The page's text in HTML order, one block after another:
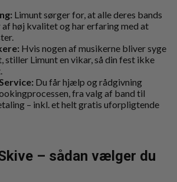
Limunt sørger for, at alle deres bands
af høj kvalitet og har erfaring med at
Hvis nogen af musikerne bliver syge
stiller Limunt en vikar, så din fest ikke
Du får hjælp og rådgivning
fra valg af band til
– inkl. et helt gratis uforpligtende
– sådan vælger du